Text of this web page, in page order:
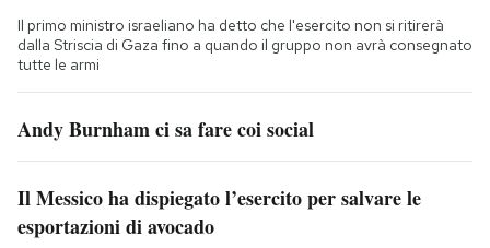
Il primo ministro israeliano ha detto che l'esercito non si ritirerà
dalla Striscia di Gaza fino a quando il gruppo non avrà consegnato
tutte le armi
Andy Burnham ci sa fare coi social
Il Messico ha dispiegato l’esercito per salvare le
esportazioni di avocado